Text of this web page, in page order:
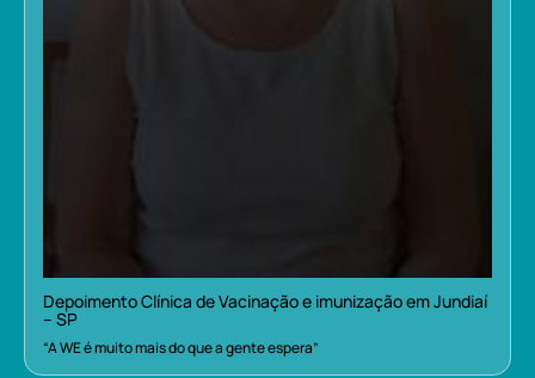
Depoimento Clínica de Vacinação e imunização em Jundiaí
– SP
“A WE é muito mais do que a gente espera”